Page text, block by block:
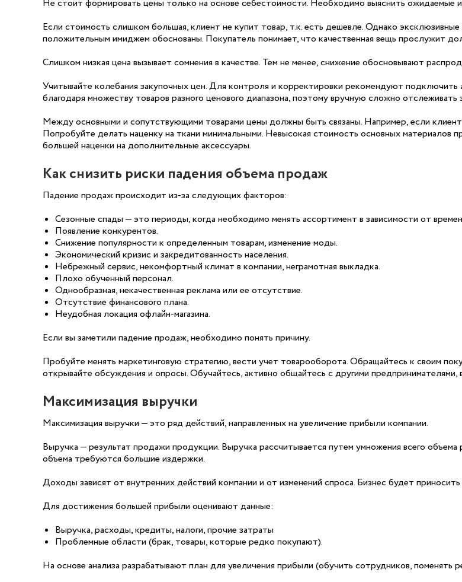
Не стоит формировать цены только на основе себестоимости. Необходимо выяснить ожидаемые
Если стоимость слишком большая, клиент не купит товар, т.к. есть дешевле. Однако
положительным имиджем обоснованы. Покупатель понимает, что качественная вещь прослужит
Слишком низкая цена вызывает сомнения в качестве. Тем не менее, снижение обосновывают
Учитывайте колебания закупочных цен. Для контроля и корректировки рекомендуют подключить
благодаря множеству товаров разного ценового диапазона, поэтому вручную сложно отслеживать
Между основными и сопутствующими товарами цены должны быть связаны. Например, если
Попробуйте делать наценку на ткани минимальными. Невысокая стоимость основных материалов
большей наценки на дополнительные аксессуары.
Как снизить риски падения объема продаж
Падение продаж происходит из-за следующих факторов:
Сезонные спады — это периоды, когда необходимо менять ассортимент в зависимости от
Появление конкурентов.
Снижение популярности к определенным товарам, изменение моды.
Экономический кризис и закредитованность населения.
Небрежный сервис, некомфортный климат в компании, неграмотная выкладка.
Плохо обученный персонал.
Однообразная, некачественная реклама или ее отсутствие.
Отсутствие финансового плана.
Неудобная локация офлайн-магазина.
Если вы заметили падение продаж, необходимо понять причину.
Пробуйте менять маркетинговую стратегию, вести учет товарооборота. Обращайтесь к своим
открывайте обсуждения и опросы. Обучайтесь, активно общайтесь с другими
Максимизация выручки
Максимизация выручки — это ряд действий, направленных на увеличение прибыли компании.
Выручка — результат продажи продукции. Выручка рассчитывается путем умножения всего
объема требуются большие издержки.
Доходы зависят от внутренних действий компании и от изменений спроса. Бизнес будет
Для достижения большей прибыли оценивают данные:
Выручка, расходы, кредиты, налоги, прочие затраты
Проблемные области (брак, товары, которые редко покупают).
На основе анализа разрабатывают план для увеличения прибыли (обучить сотрудников, поменять